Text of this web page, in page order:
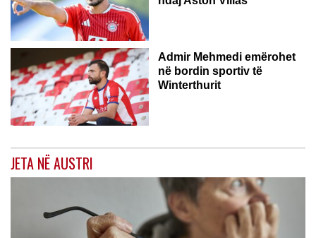
ZVICËR
Admir Mehmedi emërohet
në bordin sportiv të
Winterthurit
JETA NË AUSTRI